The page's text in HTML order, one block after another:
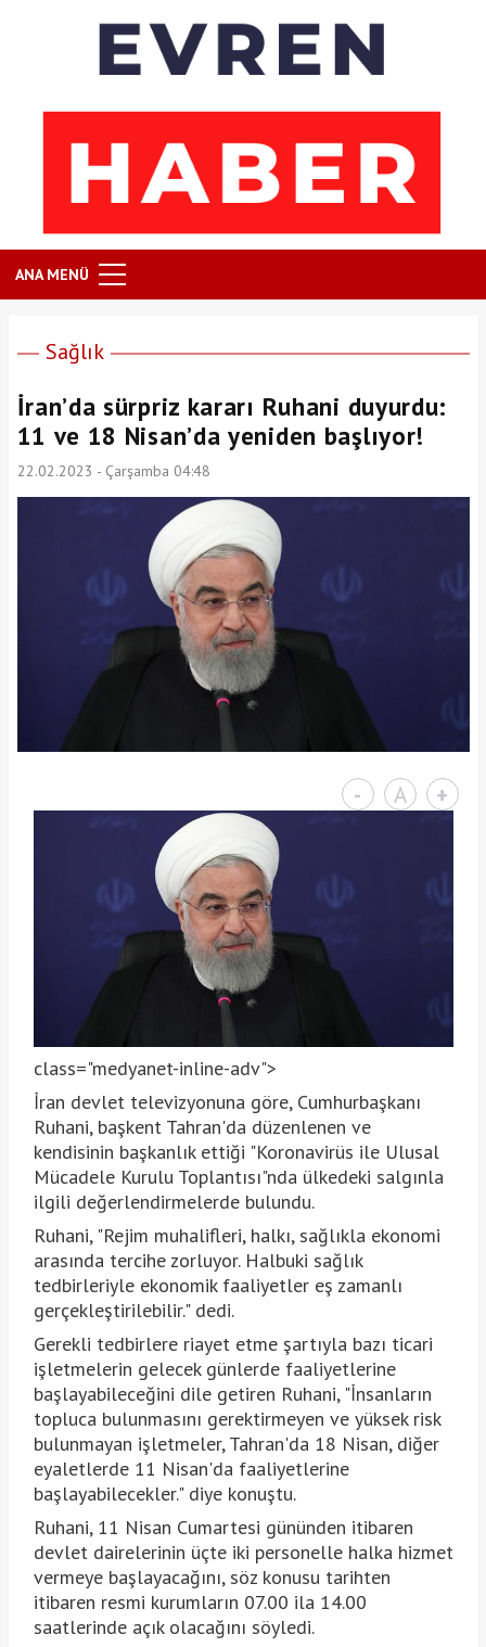
ANA MENÜ
Sağlık
İran’da sürpriz kararı Ruhani duyurdu:
11 ve 18 Nisan’da yeniden başlıyor!
22.02.2023 - Çarşamba 04:48
- A +
class="medyanet-inline-adv">
İran devlet televizyonuna göre, Cumhurbaşkanı
Ruhani, başkent Tahran'da düzenlenen ve
kendisinin başkanlık ettiği "Koronavirüs ile Ulusal
Mücadele Kurulu Toplantısı"nda ülkedeki salgınla
ilgili değerlendirmelerde bulundu.
Ruhani, "Rejim muhalifleri, halkı, sağlıkla ekonomi
arasında tercihe zorluyor. Halbuki sağlık
tedbirleriyle ekonomik faaliyetler eş zamanlı
gerçekleştirilebilir." dedi.
Gerekli tedbirlere riayet etme şartıyla bazı ticari
işletmelerin gelecek günlerde faaliyetlerine
başlayabileceğini dile getiren Ruhani, "İnsanların
topluca bulunmasını gerektirmeyen ve yüksek risk
bulunmayan işletmeler, Tahran'da 18 Nisan, diğer
eyaletlerde 11 Nisan'da faaliyetlerine
başlayabilecekler." diye konuştu.
Ruhani, 11 Nisan Cumartesi gününden itibaren
devlet dairelerinin üçte iki personelle halka hizmet
vermeye başlayacağını, söz konusu tarihten
itibaren resmi kurumların 07.00 ila 14.00
saatlerinde açık olacağını söyledi.